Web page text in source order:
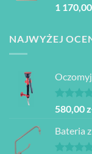
Oceniono
na 5
1 170,00
NAJWYŻEJ
Oceniono
na 5
580,00
Bateria